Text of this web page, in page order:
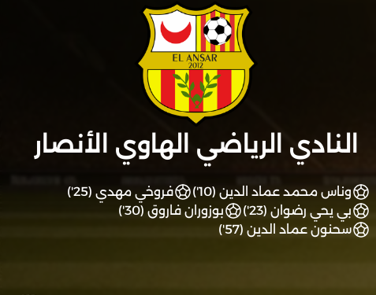
النادي الرياضي الهاوي الأنصار
وناس محمد عماد الدين (10')
فروخي مهدي (25')
بي يحي رضوان (23')
بوزوران فاروق (30')
سحنون عماد الدين (57')